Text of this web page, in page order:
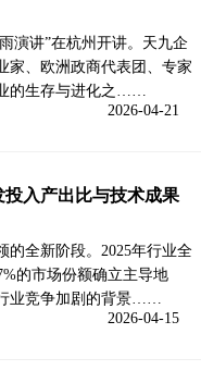
演讲”在杭州开讲。天九企
家、欧洲政商代表团、专家
的生存与进化之……
2026-04-21
投入产出比与技术成果
的全新阶段。2025年行业全
的市场份额确立主导地
业竞争加剧的背景……
2026-04-15